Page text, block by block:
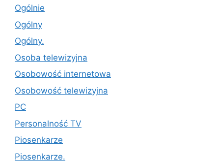
Ogólnie
Ogólny
Ogólny.
Osoba telewizyjna
Osobowość internetowa
Osobowość telewizyjna
PC
Personalność TV
Piosenkarze
Piosenkarze.